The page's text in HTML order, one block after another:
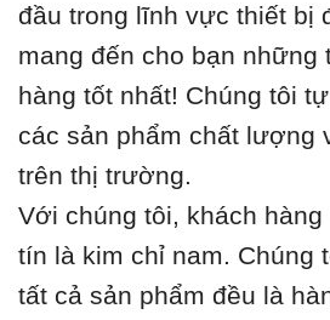
đầu trong lĩnh vực thiết bị
mang đến cho bạn những
hàng tốt nhất! Chúng tôi
các sản phẩm chất lượng
trên thị trường.
Với chúng tôi, khách
tín là kim chỉ nam. Chúng
tất cả sản phẩm đều là